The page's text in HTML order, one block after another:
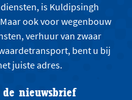
is Kuldipsingh
ook voor wegenbouw
verhuur van zwaar
bent u bij
juiste adres.
nieuwsbrief